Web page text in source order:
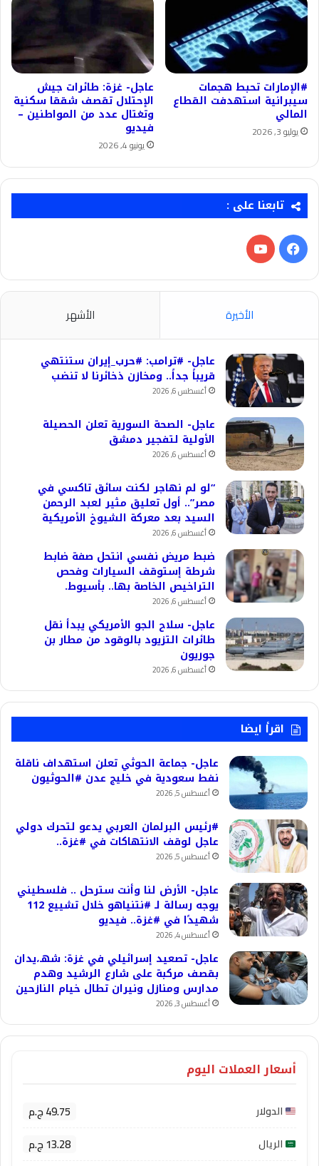
#الإمارات تحبط هجمات
سيبرانية استهدفت القطاع
المالي
يوليو 3, 2026
عاجل- غزة: طائرات جيش
الإحتلال تقصف شققا سكنية
وتغتال عدد من المواطنين –
فيديو
يونيو 4, 2026
تابعنا على :
فيسبوك‫YouTube
الأخيرة الأشهر
عاجل- #ترامب: #حرب_إيران ستنتهي
قريباً جداً.. ومخازن ذخائرنا لا تنضب
أغسطس 6, 2026
عاجل- الصحة السورية تعلن الحصيلة
الأولية لتفجير دمشق
أغسطس 6, 2026
“لو لم نهاجر لكنت سائق تاكسي في
مصر”.. أول تعليق مثير لعبد الرحمن
السيد بعد معركة الشيوخ الأمريكية
أغسطس 6, 2026
ضبط مريض نفسي انتحل صفة ضابط
شرطة إستوقف السيارات وفحص
التراخيص الخاصة بها.. بأسيوط.
أغسطس 6, 2026
عاجل- سلاح الجو الأمريكي يبدأ نقل
طائرات التزيود بالوقود من مطار بن
جوريون
أغسطس 6, 2026
اقرأ ايضا
عاجل- جماعة الحوثي تعلن استهداف ناقلة
نفط سعودية في خليج عدن #الحوثيون
أغسطس 5, 2026
#رئيس البرلمان العربي يدعو لتحرك دولي
عاجل لوقف الانتهاكات في #غزة..
أغسطس 5, 2026
عاجل- الأرض لنا وأنت سترحل .. فلسطيني
يوجه رسالة لـ #نتنياهو خلال تشييع 112
شهيدًا في #غزة.. فيديو
أغسطس 4, 2026
عاجل- تصعيد إسرائيلي في غزة: شهـ،يدان
بقصف مركبة على شارع الرشيد وهدم
مدارس ومنازل ونيران تطال خيام النازحين
أغسطس 3, 2026
أسعار العملات اليوم
الدولار 49.75 ج.م
الريال 13.28 ج.م